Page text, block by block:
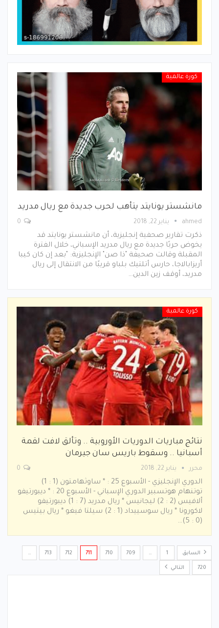
كورة عالمية
مانشستر يونايتد يتأهب لحرب جديدة مع ريال مدريد
ahmed يناير 22, 2018
ذكرت تقارير صحفية إنجليزية، أن مانشستر يونايتد قد
يخوض حربًا جديدة مع ريال مدريد الإسباني، خلال الفترة
المقبلة وقالت صحيفة "ذا صن" الإنجليزية: "بعد إن كان كيبا
أريزابالاجا، حارس أتلتيك بلباو قريبًا من الانتقال إلى ريال
مدريد، أوقف زين الدين…
كورة عالمية
نتائج مباريات الدوريات الأوروبية .. وتألق لافت لقمة
أسبانيا .. وسقوط باريس سان جيرمان
محرر يناير 22, 2018
الدوري الإنجليزي - الأسبوع 25 : * ساوثهامتون (1 : 1)
توتنهام هوتسبير الدوري الإسباني - الأسبوع 20 : * ديبورتيفو
ألافيس (2 : 2) ليجانيس * ريال مدريد (7 : 1) ديبورتيفو
لاكورونا * ريال سوسييداد (1 : 2) سيلتا فيغو * ريال بيتيس
(0 : 5)…
السابق 1
…
709
710
711
712
713
…
720 التالي